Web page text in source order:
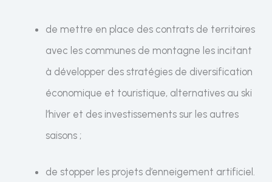
de mettre en place des contrats de territoires
avec les communes de montagne les incitant
à développer des stratégies de diversification
économique et touristique, alternatives au ski
l’hiver et des investissements sur les autres
saisons ;
de stopper les projets d’enneigement artificiel.